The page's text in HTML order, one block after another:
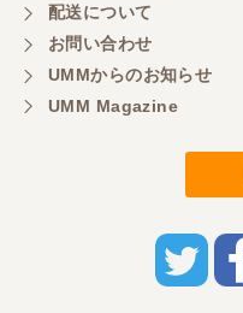
配送について
お問い合わせ
UMMからのお知らせ
UMM Magazine